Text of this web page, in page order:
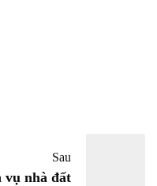
Sau
vụ nhà đất